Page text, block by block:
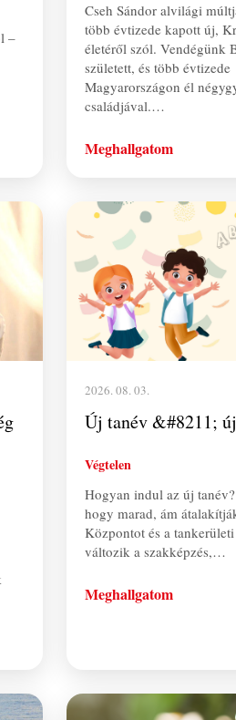
–
Cseh Sándor alvilági
több évtizede kapott új,
életéről szól. Vendégünk
született, és több évtizede
Magyarországon él
családjával.…
Meghallgatom
2026. 08. 03.
Új tanév &#8211;
Végtelen
Hogyan indul az új
hogy marad, ám
Központot és a
változik a szakképzés,…
Meghallgatom